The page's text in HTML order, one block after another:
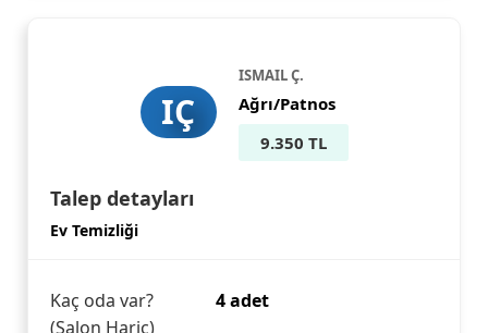
IÇ
ISMAIL Ç.
Ağrı/Patnos
9.350 TL
Talep detayları
Ev Temizliği
Kaç oda var?
(Salon Hariç)
4 adet